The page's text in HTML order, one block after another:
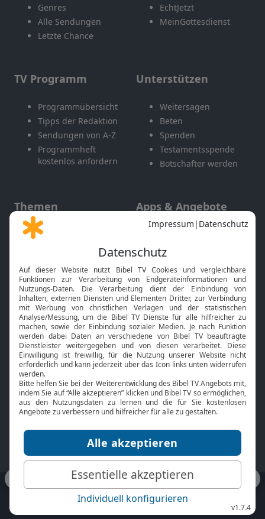
Genres
Alle Sendungen
Letzte Chance
EchtJetzt
MeinGottesdienst
TV Programm
Programmübersicht
Tipps der Redaktion
Sendungen von A-Z
Programmheft
kostenlos anfordern
Unterstützen
Weitersagen
Beten
Spenden
Testamentsspende
Botschafter werden
Themen
Gott und Bibel erklärt
Neuigkeiten
Apps & Angebote
Mobile App
Smart TV
HbbTV
Bibelthek Online-Bibel
Nächster Gottesdienst
Bibel TV
Über uns
Jobs
Mediadaten
Service
Kontakt
TV-Empfang
bibeltv.de: Impressum
Datenschutz
Nutzungsbedingungen